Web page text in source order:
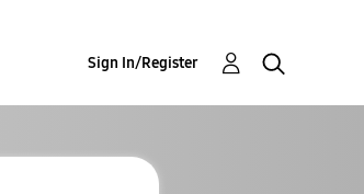
Sign In/Register